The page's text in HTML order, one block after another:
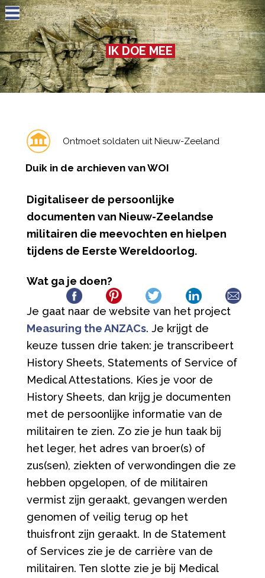
Jump to navigation
IK DOE MEE
Ontmoet soldaten uit Nieuw-Zeeland
Duik in de archieven van WOI
Digitaliseer de persoonlijke
documenten van Nieuw-Zeelandse
militairen die meevochten en hielpen
tijdens de Eerste Wereldoorlog.
Wat ga je doen?
Je gaat naar de website van het project
Measuring the ANZACs. Je krijgt de
keuze tussen drie taken: je transcribeert
History Sheets, Statements of Service of
Medical Attestations. Kies je voor de
History Sheets, dan krijg je documenten
met de persoonlijke informatie van de
militairen te zien. Zo zie je hun taak bij
het leger, het adres van broer(s) of
zus(sen), ziekten of verwondingen die ze
hebben opgelopen, of de militairen
vermist zijn geraakt, gevangen werden
genomen of veilig terug op het
thuisfront zijn geraakt. In de Statement
of Services zie je de carrière van de
militairen. Ten slotte zie je bij Medical